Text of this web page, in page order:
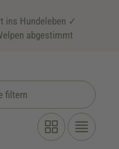
ins Hundeleben ✓
abgestimmt
filtern